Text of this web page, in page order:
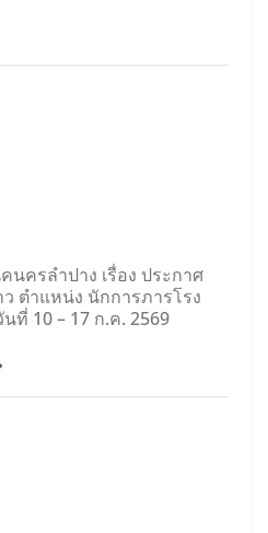
นครลำปาง เรื่อง ประกาศ
ตำแหน่ง นักการภารโรง
ที่ 10 – 17 ก.ค. 2569